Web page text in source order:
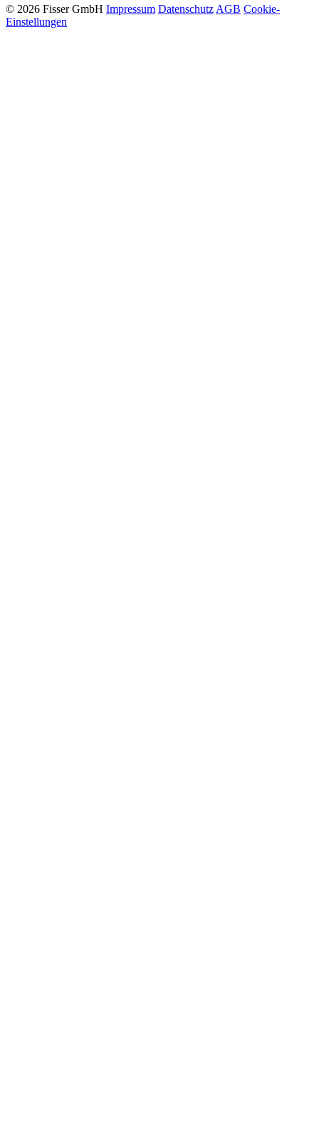
© 2026 Fisser GmbH Impressum Datenschutz AGB Cookie-
Einstellungen